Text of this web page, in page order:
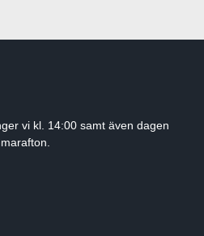
vi kl. 14:00 samt även dagen